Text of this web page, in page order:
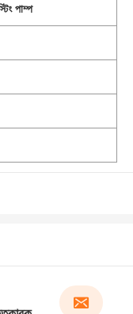
পাম্প